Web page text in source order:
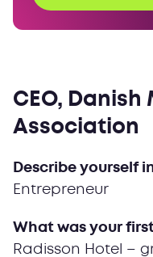
CEO,
Association
Describe yourself
Entrepreneur
What was your
Radisson Hotel –